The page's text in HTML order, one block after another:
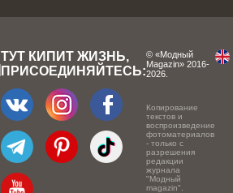
ТУТ КИПИТ ЖИЗНЬ,
ПРИСОЕДИНЯЙТЕСЬ:
© «Модный
Magazin» 2016-
2026.
Копирование
текстов и
воспроизведение
фотоматериалов
- только с
разрешения
редакции
журнала
"Модный
magazin".